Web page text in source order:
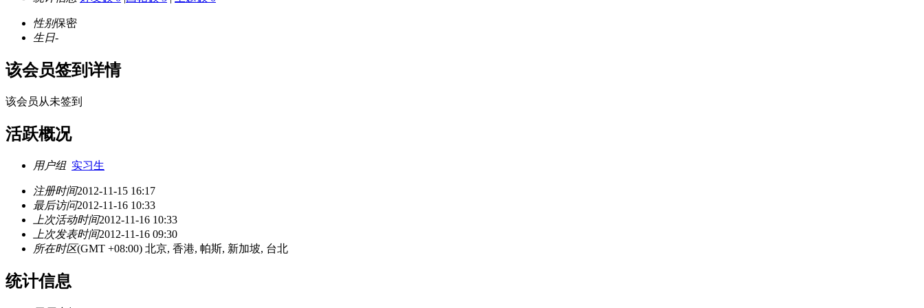
性别保密
生日-
该会员签到详情
该会员从未签到
活跃概况
用户组 实习生
注册时间2012-11-15 16:17
最后访问2012-11-16 10:33
上次活动时间2012-11-16 10:33
上次发表时间2012-11-16 09:30
所在时区(GMT +08:00) 北京, 香港, 帕斯, 新加坡, 台北
统计信息